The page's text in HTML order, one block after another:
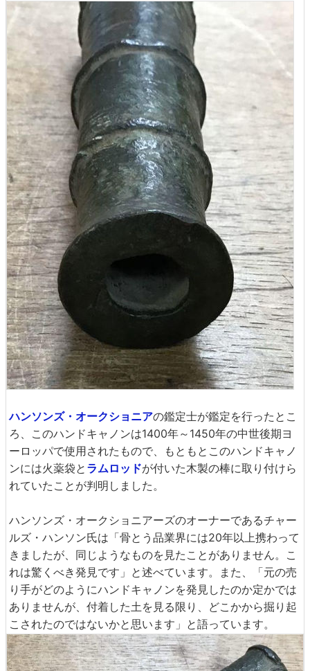
ハンソンズ・オークショニアの鑑定士が鑑定を行ったとこ
ろ、このハンドキャノンは1400年～1450年の中世後期ヨ
ーロッパで使用されたもので、もともとこのハンドキャノ
ンには火薬袋と ラムロッドが付いた木製の棒に取り付けら
れていたことが判明しました。
ハンソンズ・オークショニアーズのオーナーであるチャー
ルズ・ハンソン氏は「骨とう品業界には20年以上携わって
きましたが、同じようなものを見たことがありません。こ
れは驚くべき発見です」と述べています。また、「元の売
り手がどのようにハンドキャノンを発見したのか定かでは
ありませんが、付着した土を見る限り、どこかから掘り起
こされたのではないかと思います」と語っています。